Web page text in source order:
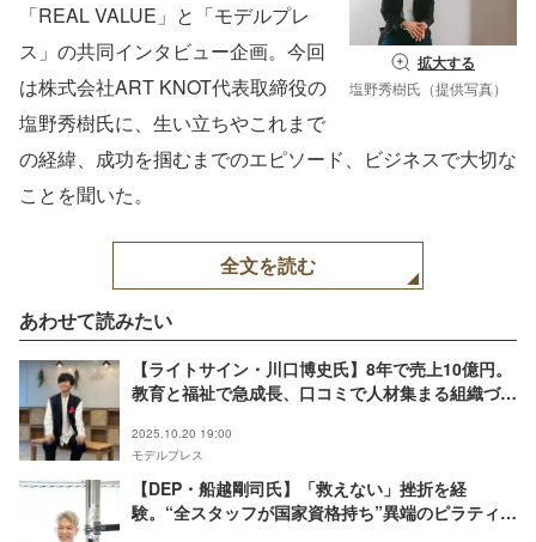
拡大する
塩野秀樹氏（提供写真）
「REAL VALUE」と「モデルプレ
ス」の共同インタビュー企画。今回
は株式会社ART KNOT代表取締役の
塩野秀樹氏に、生い立ちやこれまで
の経緯、成功を掴むまでのエピソード、ビジネスで大切な
ことを聞いた。
全文を読む
あわせて読みたい
【ライトサイン・川口博史氏】8年で売上10億円。
教育と福祉で急成長、口コミで人材集まる組織づく
2025.10.20 19:00
モデルプレス
【DEP・船越剛司氏】「救えない」挫折を経
験。“全スタッフが国家資格持ち”異端のピラティス